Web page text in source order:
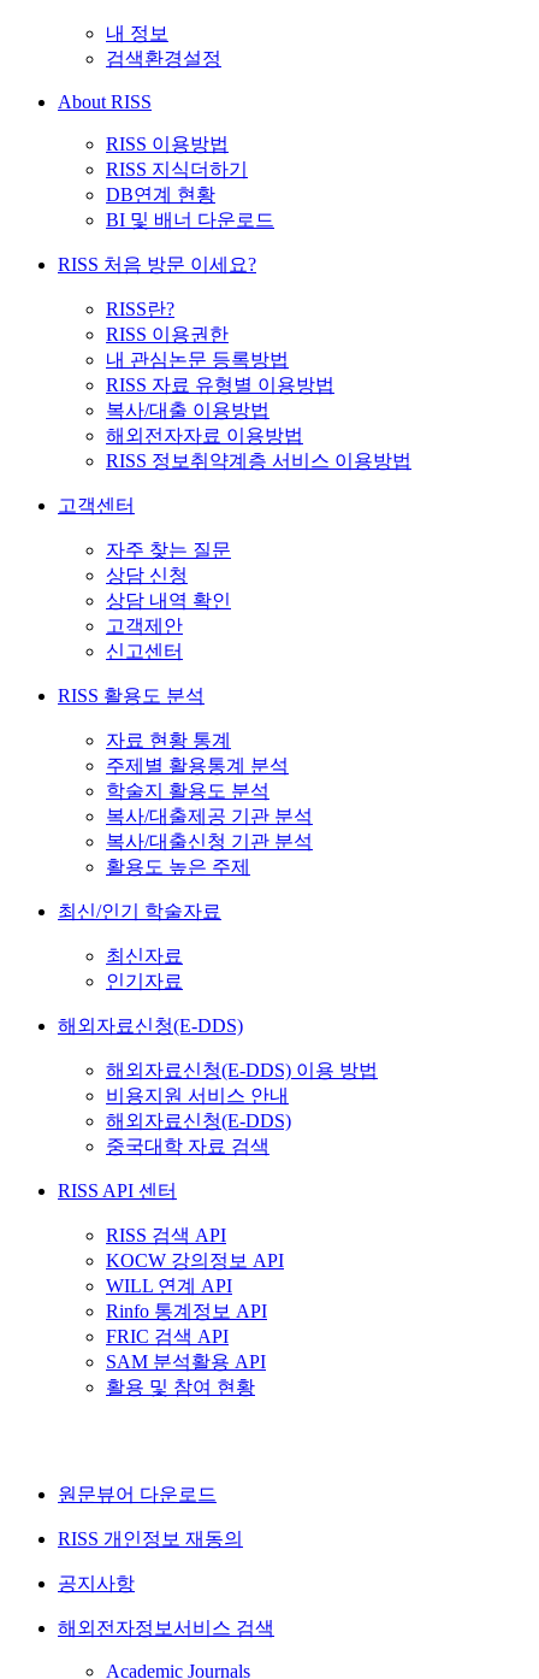
내 정보
검색환경설정
About RISS
RISS 이용방법
RISS 지식더하기
DB연계 현황
BI 및 배너 다운로드
RISS 처음 방문 이세요?
RISS란?
RISS 이용권한
내 관심논문 등록방법
RISS 자료 유형별 이용방법
복사/대출 이용방법
해외전자자료 이용방법
RISS 정보취약계층 서비스 이용방법
고객센터
자주 찾는 질문
상담 신청
상담 내역 확인
고객제안
신고센터
RISS 활용도 분석
자료 현황 통계
주제별 활용통계 분석
학술지 활용도 분석
복사/대출제공 기관 분석
복사/대출신청 기관 분석
활용도 높은 주제
최신/인기 학술자료
최신자료
인기자료
해외자료신청(E-DDS)
해외자료신청(E-DDS) 이용 방법
비용지원 서비스 안내
해외자료신청(E-DDS)
중국대학 자료 검색
RISS API 센터
RISS 검색 API
KOCW 강의정보 API
WILL 연계 API
Rinfo 통계정보 API
FRIC 검색 API
SAM 분석활용 API
활용 및 참여 현황
원문뷰어 다운로드
RISS 개인정보 재동의
공지사항
해외전자정보서비스 검색
Academic Journals